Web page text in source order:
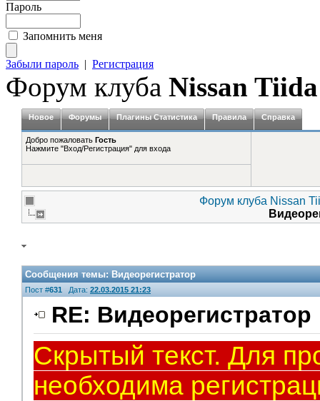
Пароль
Запомнить меня
Забыли пароль | Регистрация
Форум клуба Nissan Tiida
Новое Форумы Плагины Статистика Правила Справка
Добро пожаловать Гость
Нажмите "Вход/Регистрация" для входа
Форум клуба Nissan
Сообщения темы:Видеорегистратор
Пост #631 Дата: 22.03.2015 21:23
RE: Видеорегистратор
Скрытый текст. Для
необходима